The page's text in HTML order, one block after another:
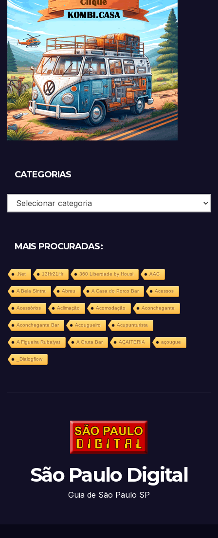
CATEGORIAS
Categorias
MAIS PROCURADAS:
.Net 13Hr21Hr 360 Liberdade by Housi AAC
A Bela Sintra Abreu A Casa do Porco Bar Acessos
Acessórios Aclimação Acomodação Aconchegante
Aconchegante Bar Acougueiro Acupunturista
A Figueira Rubaiyat A Gruta Bar AÇAITERIA açougue
_Dialogflow
São Paulo Digital
Guia de São Paulo SP